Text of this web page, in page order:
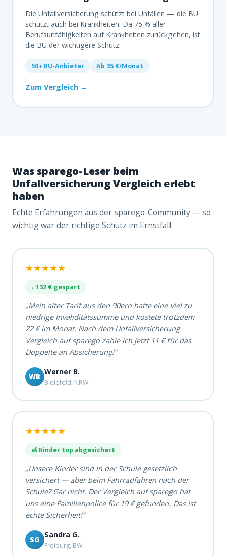
Die Unfallversicherung schützt bei Unfällen — die BU
schützt auch bei Krankheiten. Da 75 % aller
Berufsunfähigkeiten auf Krankheiten zurückgehen, ist
die BU der wichtigere Schutz.
50+ BU-Anbieter Ab 35 €/Monat
Zum Vergleich →
Was sparego-Leser beim
Unfallversicherung Vergleich erlebt
haben
Echte Erfahrungen aus der sparego-Community — so
wichtig war der richtige Schutz im Ernstfall.
★★★★★
↓ 132 € gespart
„Mein alter Tarif aus den 90ern hatte eine viel zu
niedrige Invaliditätssumme und kostete trotzdem
22 € im Monat. Nach dem Unfallversicherung
Vergleich auf sparego zahle ich jetzt 11 € für das
Doppelte an Absicherung!“
WB
Werner B.
Bielefeld, NRW
★★★★★
👶 Kinder top abgesichert
„Unsere Kinder sind in der Schule gesetzlich
versichert — aber beim Fahrradfahren nach der
Schule? Gar nicht. Der Vergleich auf sparego hat
uns eine Familienpolice für 19 € gefunden. Das ist
echte Sicherheit!“
SG
Sandra G.
Freiburg, BW